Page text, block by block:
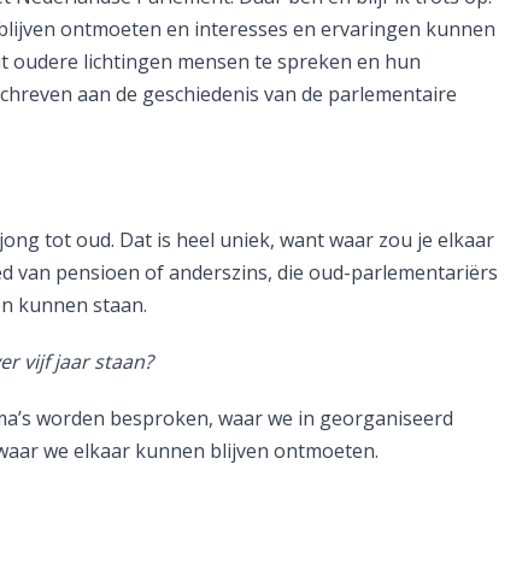
ontmoeten en interesses en ervaringen kunnen
oudere lichtingen mensen te spreken en hun
aan de geschiedenis van de parlementaire
tot oud. Dat is heel uniek, want waar zou je elkaar
van pensioen of anderszins, die oud-parlementariërs
kunnen staan.
vijf jaar staan?
worden besproken, waar we in georganiseerd
we elkaar kunnen blijven ontmoeten.